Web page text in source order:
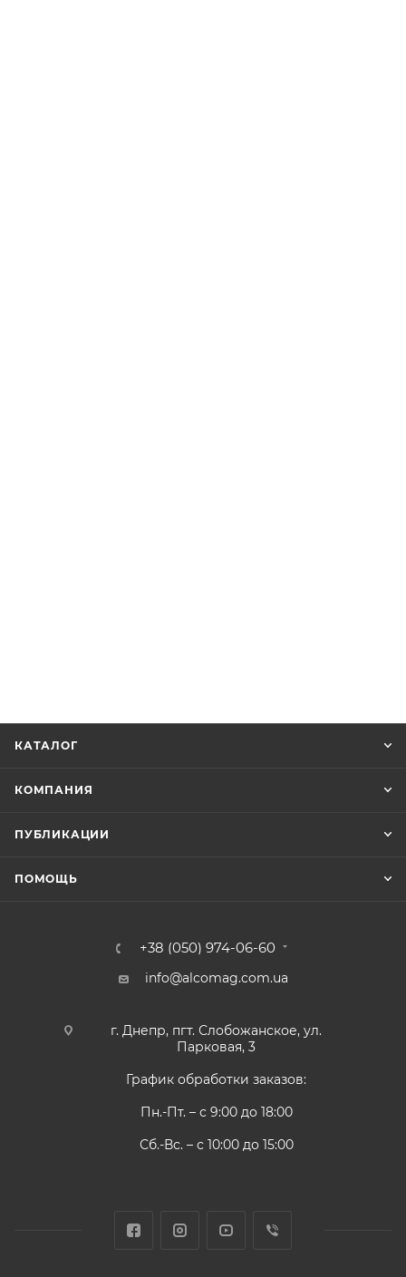
КАТАЛОГ
КОМПАНИЯ
ПУБЛИКАЦИИ
ПОМОЩЬ
+38 (050) 974-06-60
info@alcomag.com.ua
г. Днепр, пгт. Слобожанское, ул.
Парковая, 3
График обработки заказов:
Пн.-Пт. – с 9:00 до 18:00
Сб.-Вс. – с 10:00 до 15:00